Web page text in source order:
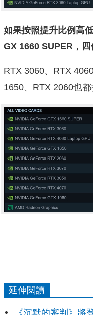
如果按照提升比例高
GX 1660 SUPER，四
RTX 3060、RTX
1650、RTX 2060也
延伸閱讀
《沉默的審判》將